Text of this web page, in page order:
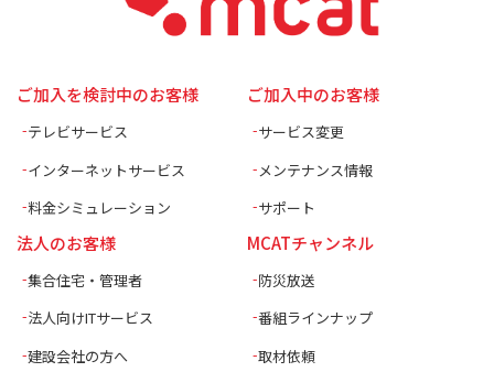
ご加入を検討中のお客様
テレビサービス
インターネットサービス
料金シミュレーション
ご加入中のお客様
サービス変更
メンテナンス情報
サポート
法人のお客様
集合住宅・管理者
法人向けITサービス
建設会社の方へ
MCATチャンネル
防災放送
番組ラインナップ
取材依頼